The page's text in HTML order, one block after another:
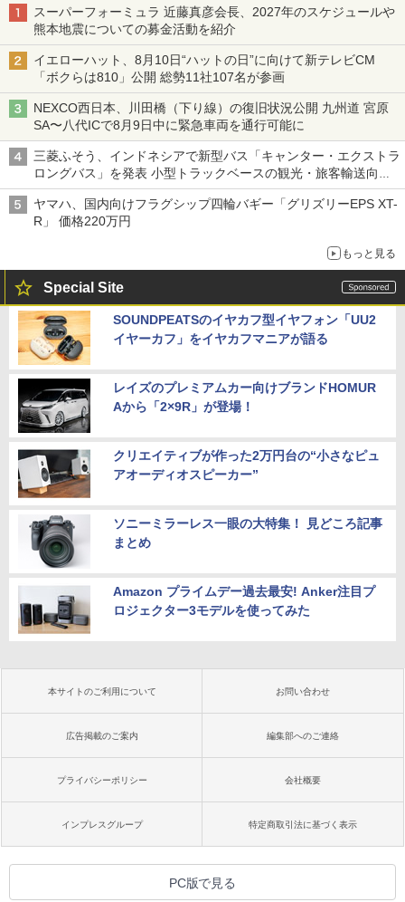
スーパーフォーミュラ 近藤真彦会長、2027年のスケジュールや
熊本地震についての募金活動を紹介
イエローハット、8月10日“ハットの日”に向けて新テレビCM
「ボクらは810」公開 総勢11社107名が参画
NEXCO西日本、川田橋（下り線）の復旧状況公開 九州道 宮原
SA〜八代ICで8月9日中に緊急車両を通行可能に
三菱ふそう、インドネシアで新型バス「キャンター・エクストラ
ロングバス」を発表 小型トラックベースの観光・旅客輸送向け
バス
ヤマハ、国内向けフラグシップ四輪バギー「グリズリーEPS XT-
R」 価格220万円
もっと見る
Special Site
SOUNDPEATSのイヤカフ型イヤフォン「UU2
イヤーカフ」をイヤカフマニアが語る
レイズのプレミアムカー向けブランドHOMUR
Aから「2×9R」が登場！
クリエイティブが作った2万円台の“小さなピュ
アオーディオスピーカー”
ソニーミラーレス一眼の大特集！ 見どころ記事
まとめ
Amazon プライムデー過去最安! Anker注目プ
ロジェクター3モデルを使ってみた
本サイトのご利用について お問い合わせ
広告掲載のご案内 編集部へのご連絡
プライバシーポリシー 会社概要
インプレスグループ 特定商取引法に基づく表示
PC版で見る